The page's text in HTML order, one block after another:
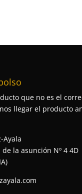
que no es el
llegar el producto
Ayala
la asunción Nº 4 4D